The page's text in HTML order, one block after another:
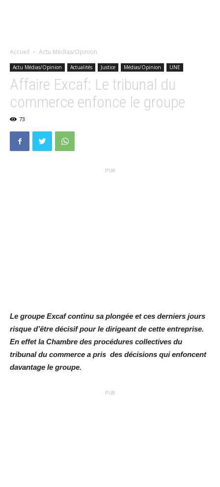
Accueil Actu Médias/Opinion
Actu Médias/Opinion Actualités Justice Médias/Opinion UNE
Affaire Excaf: Le tribunal du
commerce enfonce le groupe
73
PUB
Le groupe Excaf continu sa plongée et ces derniers jours
risque d’être décisif pour le dirigeant de cette entreprise.
En effet la Chambre des procédures collectives du
tribunal du commerce a pris des décisions qui enfoncent
davantage le groupe.
PUB